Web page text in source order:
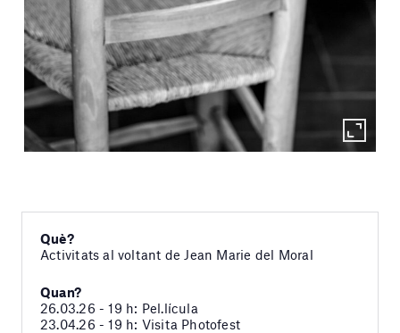
Què?
Activitats al voltant de Jean Marie del Moral
Quan?
26.03.26 - 19 h: Pel.lícula
23.04.26 - 19 h: Visita Photofest